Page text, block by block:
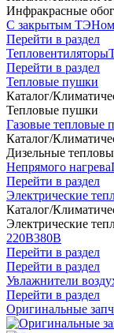
Инфракрасные
С закрытым ТЭНом
Перейти в раздел
Тепловентиляторы
Перейти в раздел
Тепловые пушки
Каталог/
Тепловые пушки
Газовые тепловые
Каталог/
Дизельные
Непрямого нагрева
Перейти в раздел
Электрические
Каталог/
Электрические
220В380В
Перейти в раздел
Перейти в раздел
Увлажнители
Перейти в раздел
Оригинальные